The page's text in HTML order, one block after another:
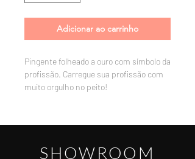
Adicionar ao carrinho
Pingente folheado a ouro com símbolo da
profissão. Carregue sua profissão com
muito orgulho no peito!
SHOWROOM